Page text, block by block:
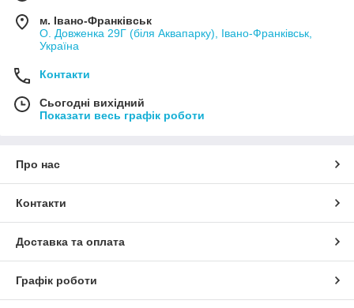
м. Івано-Франківськ
О. Довженка 29Г (біля Аквапарку), Івано-Франківськ,
Україна
Контакти
Сьогодні вихідний
Показати весь графік роботи
Про нас
Контакти
Доставка та оплата
Графік роботи